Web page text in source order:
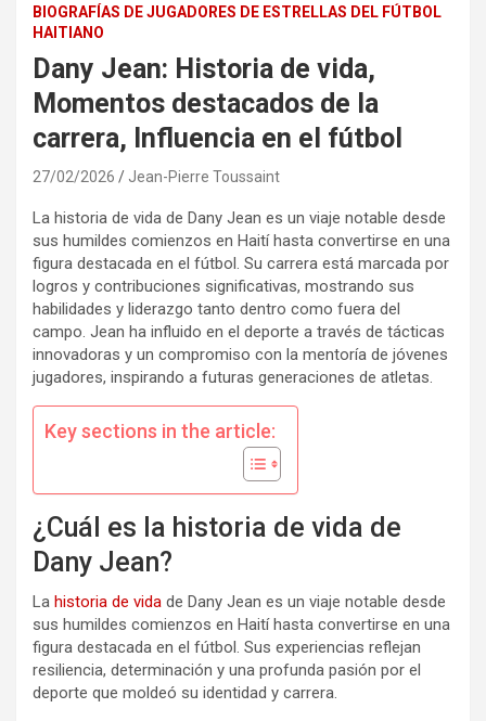
BIOGRAFÍAS DE JUGADORES DE ESTRELLAS DEL FÚTBOL
HAITIANO
Dany Jean: Historia de vida,
Momentos destacados de la
carrera, Influencia en el fútbol
27/02/2026 Jean-Pierre Toussaint
La historia de vida de Dany Jean es un viaje notable desde
sus humildes comienzos en Haití hasta convertirse en una
figura destacada en el fútbol. Su carrera está marcada por
logros y contribuciones significativas, mostrando sus
habilidades y liderazgo tanto dentro como fuera del
campo. Jean ha influido en el deporte a través de tácticas
innovadoras y un compromiso con la mentoría de jóvenes
jugadores, inspirando a futuras generaciones de atletas.
Key sections in the article:
¿Cuál es la historia de vida de
Dany Jean?
La historia de vida de Dany Jean es un viaje notable desde
sus humildes comienzos en Haití hasta convertirse en una
figura destacada en el fútbol. Sus experiencias reflejan
resiliencia, determinación y una profunda pasión por el
deporte que moldeó su identidad y carrera.